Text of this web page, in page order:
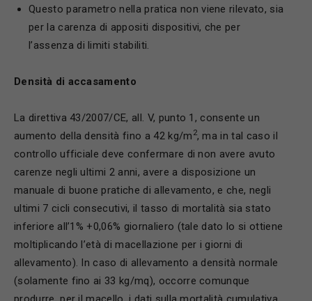
Questo parametro nella pratica non viene rilevato, sia
per la carenza di appositi dispositivi, che per
l’assenza di limiti stabiliti.
Densità di accasamento
La direttiva 43/2007/CE, all. V, punto 1, consente un
aumento della densità fino a 42 kg/m 2, ma in tal caso il
controllo ufficiale deve confermare di non avere avuto
carenze negli ultimi 2 anni, avere a disposizione un
manuale di buone pratiche di allevamento, e che, negli
ultimi 7 cicli consecutivi, il tasso di mortalità sia stato
inferiore all’1% +0,06% giornaliero (tale dato lo si ottiene
moltiplicando l’età di macellazione per i giorni di
allevamento). In caso di allevamento a densità normale
(solamente fino ai 33 kg/mq), occorre comunque